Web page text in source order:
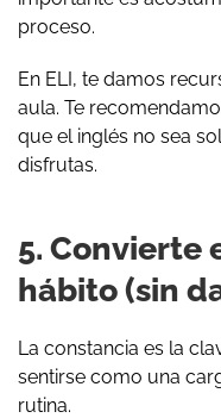
proceso.
En ELI, te damos
aula. Te
que el inglés no sea
disfrutas.
5. Convierte
hábito (sin
La constancia es la
sentirse como una
rutina.